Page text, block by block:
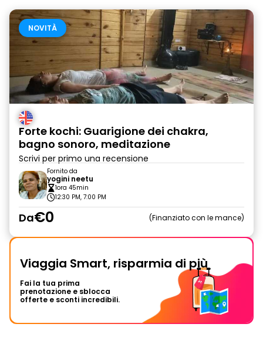
NOVITÀ
Forte kochi: Guarigione dei chakra,
bagno sonoro, meditazione
Scrivi per primo una recensione
Fornito da
yogini neetu
1ora 45min
12:30 PM, 7:00 PM
Da€0 Finanziato con le mance
Viaggia Smart, risparmia di più
Fai la tua prima
prenotazione e sblocca
offerte e sconti incredibili.